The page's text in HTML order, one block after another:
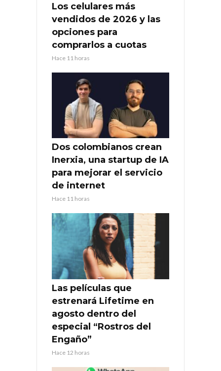
Los celulares más
vendidos de 2026 y las
opciones para
comprarlos a cuotas
Hace 11 horas
Dos colombianos crean
Inerxia, una startup de IA
para mejorar el servicio
de internet
Hace 11 horas
Las películas que
estrenará Lifetime en
agosto dentro del
especial “Rostros del
Engaño”
Hace 12 horas